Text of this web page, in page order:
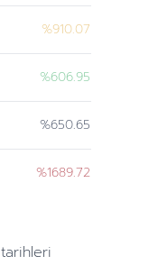
%910.07
%606.95
%650.65
%1689.72
tarihleri